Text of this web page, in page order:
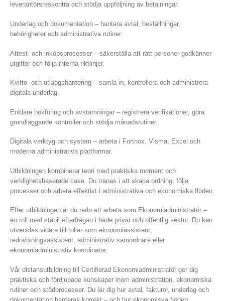
leverantörsreskontra och stödja uppföljning av betalningar.
Underlag och dokumentation – hantera avtal, beställningar,
behörigheter och administrativa rutiner.
Attest- och inköpsprocesser – säkerställa att rätt personer godkänner
utgifter och följa interna riktlinjer.
Kvitto- och utläggshantering – samla in, kontrollera och administrera
digitala underlag.
Enklare bokföring och avstämningar – registrera verifikationer, göra
grundläggande kontroller och stödja månadsrutiner.
Digitala verktyg och system – arbeta i Fortnox, Visma, Excel och
moderna administrativa plattformar.
Utbildningen kombinerar teori med praktiska moment och
verklighetsbaserade case. Du tränas i att skapa ordning, följa
processer och arbeta effektivt i administrativa och ekonomiska flöden.
Efter utbildningen är du redo att arbeta som Ekonomiadministratör –
en roll med stabil efterfrågan i både privat och offentlig sektor. Du kan
utvecklas vidare till roller som ekonomiassistent,
redovisningsassistent, administrativ samordnare eller
ekonomiadministrativ koordinator.
Vår distansutbildning till Certifierad Ekonomiadministratör ger dig
praktiska och fördjupade kunskaper inom administration, ekonomiska
rutiner och stödprocesser. Du lär dig hur avtal, fakturor, underlag och